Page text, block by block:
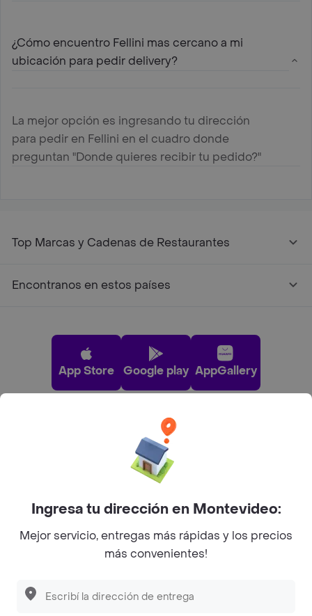
Descubre las PROMOCIONES que tenemos
¿Cómo encuentro Fellini mas cercano a mi
ubicación para pedir delivery?
La mejor opción es ingresando tu dirección
para pedir en Fellini en el cuadro donde
preguntan "Donde quieres recibir tu pedido?"
Top Marcas y Cadenas de Restaurantes
Encontranos en estos países
App Store Google play AppGallery
Pide tu comida favorita cerca de ti
Ingresa tu dirección en Montevideo:
Mejor servicio, entregas más rápidas y los precios
más convenientes!